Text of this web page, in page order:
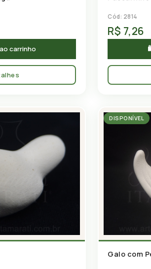
carrinho
Cód: 2814
R$ 7,26
DISPONÍVEL
Galo com